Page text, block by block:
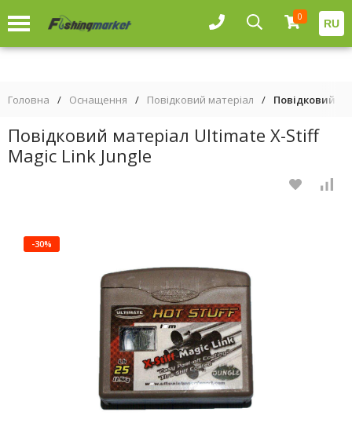
0
RU
Головна / Оснащення / Повідковий матеріал / Повідковий
Повідковий матеріал Ultimate X-Stiff
Magic Link Jungle
-30%